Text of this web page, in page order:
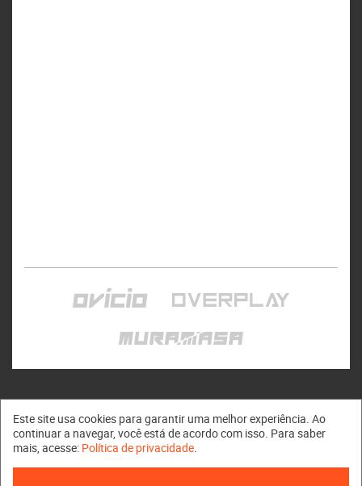
Muramasa © 2011 - 2026
Este site usa cookies para garantir uma melhor experiência. Ao
continuar a navegar, você está de acordo com isso. Para saber
mais, acesse: Política de privacidade.